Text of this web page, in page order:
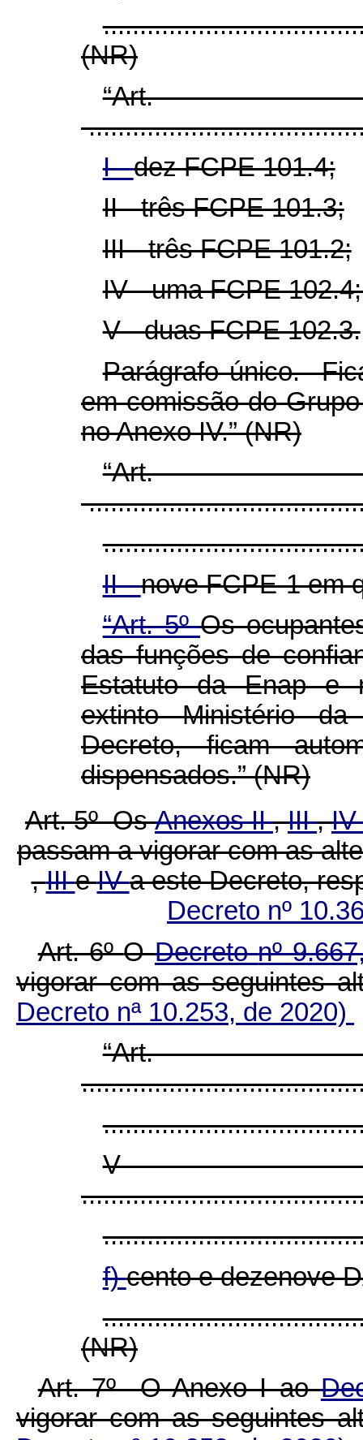
(NR)
I -dez FCPE 101.4;
II - três FCPE 101.3;
III - três FCPE 101.2;
IV - uma FCPE
V - duas FCPE 102.3.
Parágrafo único.
em comissão do
no Anexo IV.” (NR)
II -nove FCPE-1 em
“Art. 5ºOs
das funções de
Estatuto da Enap e
extinto Ministério
Decreto, ficam
dispensados.” (NR)
Art. 5º OsAnexos II,III,IV
passam a vigorar com as
,IIIeIVa este Decreto,
Decreto nº
Art. 6ºODecretonº
vigorar com as seguintes
Decreto nª 10.253, de 2020)
f)cento e dezenove
(NR)
Art. 7º O Anexo I ao
vigorar com as seguintes